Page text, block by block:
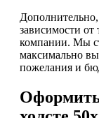
Дополнительно,
зависимости
компании. Мы
максимально
пожелания и
Оформить